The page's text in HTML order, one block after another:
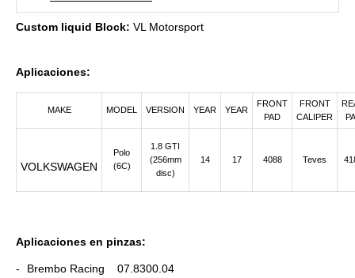
Custom liquid Block: VL Motorsport
Aplicaciones:
MAKE MODEL VERSION YEAR YEAR
FRONT
PAD
FRONT
CALIPER
VOLKSWAGEN
Polo
(6C)
1.8 GTI
(256mm
disc)
14 17 4088 Teves
Aplicaciones en pinzas:
Brembo Racing 07.8300.04